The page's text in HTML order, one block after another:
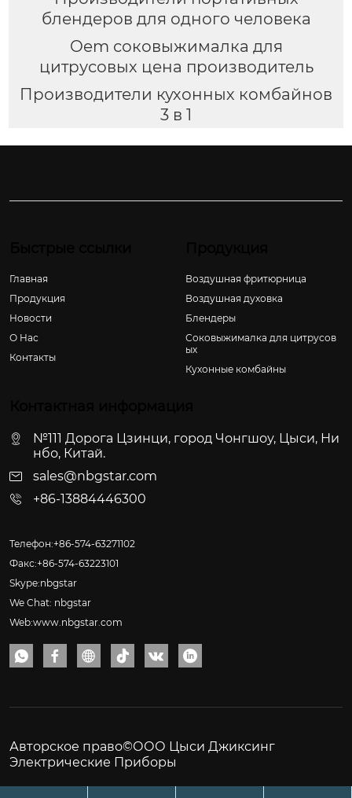
блендеров для одного человека
Oem соковыжималка для
цитрусовых цена производитель
Производители кухонных комбайнов
3 в 1
Главная
Продукция
Новости
О Hас
Контакты
Воздушная фритюрница
Воздушная духовка
Блендеры
Соковыжималка для цитрусов
ых
Кухонные комбайны
№111 Дорога Цзинци, город Чонгшоу, Цыси, Ни
нбо, Китай.
sales@nbgstar.com
+86-13884446300
Телефон:+86-574-63271102
Факс:+86-574-63223101
Skype:nbgstar
We Chat: nbgstar
Web:www.nbgstar.com
     
Авторское право©ООО Цыси Джиксинг
Электрические Приборы